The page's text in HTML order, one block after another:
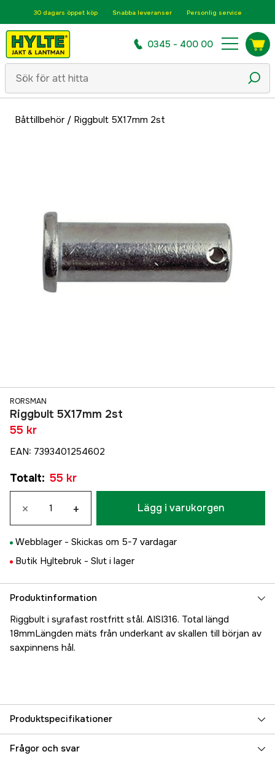
30 dagars öppet köp Snabba leveranser Personlig service
0345 - 400 00
Båttillbehör/ Riggbult 5X17mm 2st
RORSMAN
Riggbult 5X17mm 2st
55 kr
EAN: 7393401254602
Totalt: 55 kr
× + Lägg i varukorgen
Webblager - Skickas om 5-7 vardagar
Butik Hyltebruk - Slut i lager
Produktinformation
Riggbult i syrafast rostfritt stål. AISI316. Total längd
18mmLängden mäts från underkant av skallen till början av
saxpinnens hål.
Produktspecifikationer
Referensnummer 5000022979
Frågor och svar